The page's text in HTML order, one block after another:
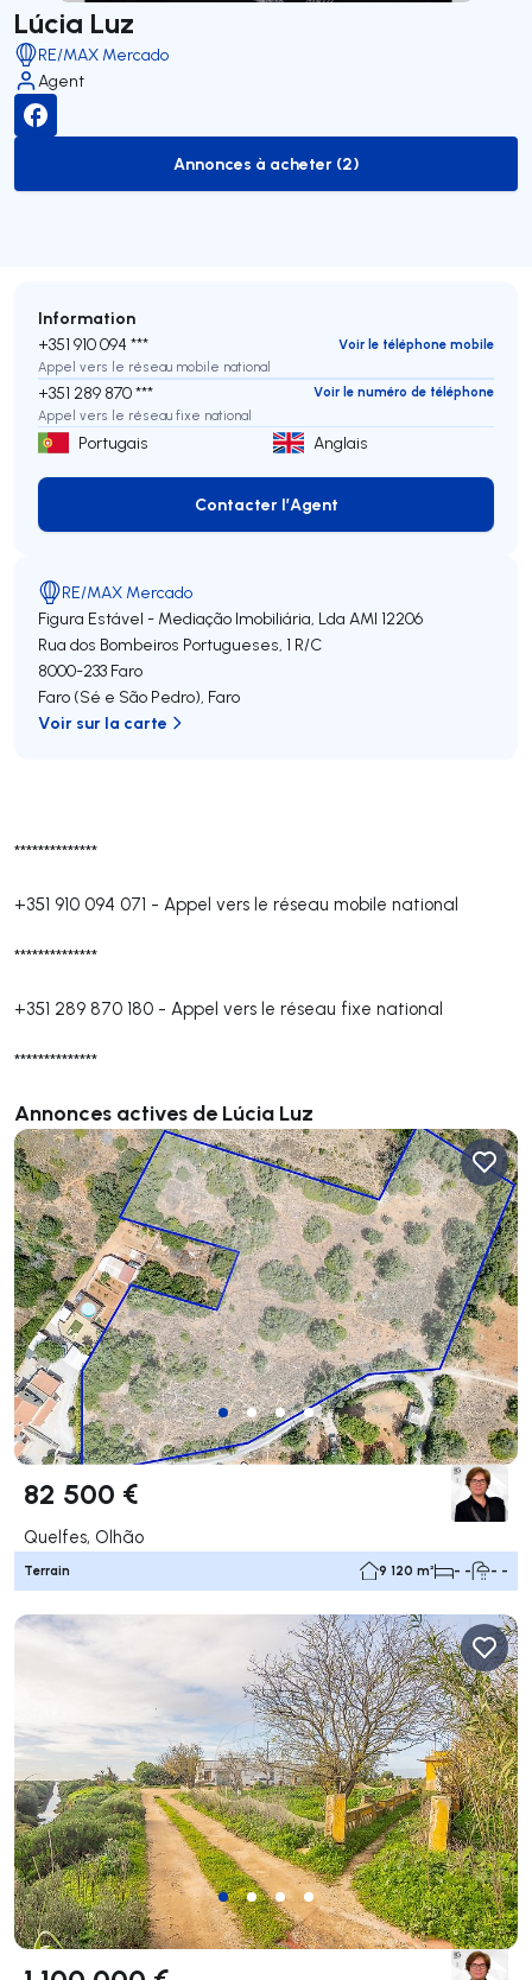
Lúcia Luz
RE/MAX Mercado
Agent
to-buy-listing
Annonces à acheter (2)
**************
+351 910 094 071 - Appel vers le réseau mobile national
**************
+351 289 870 180 - Appel vers le réseau fixe national
**************
Annonces actives de Lúcia Luz
82 500 €
Quelfes, Olhão
Terrain 9 120 m² - - - -
Information
+351 910 094 ***
Voir le téléphone mobile
Appel vers le réseau mobile national
+351 289 870 ***
Voir le numéro de téléphone
Appel vers le réseau fixe national
Portugais Anglais
Contacter l’Agent
Contacter l’Agent
RE/MAX Mercado
Figura Estável - Mediação Imobiliária, Lda AMI 12206
Rua dos Bombeiros Portugueses, 1 R/C
8000-233 Faro
Faro (Sé e São Pedro), Faro
Voir sur la carte